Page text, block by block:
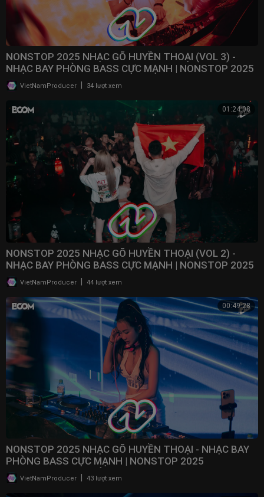
NONSTOP 2025 NHẠC GÕ HUYỀN THOẠI (VOL 3) -
NHẠC BAY PHÒNG BASS CỰC MẠNH | NONSTOP 2025
VINAHOUSE
VietNamProducer 34 lượt xem
01:24:08
NONSTOP 2025 NHẠC GÕ HUYỀN THOẠI (VOL 2) -
NHẠC BAY PHÒNG BASS CỰC MẠNH | NONSTOP 2025
VINAHOUSE
VietNamProducer | 44 lượt xem
00:49:28
NONSTOP 2025 NHẠC GÕ HUYỀN THOẠI - NHẠC BAY
PHÒNG BASS CỰC MẠNH | NONSTOP 2025
VINAHOUSE BAY PHÒNG
VietNamProducer 43 lượt xem